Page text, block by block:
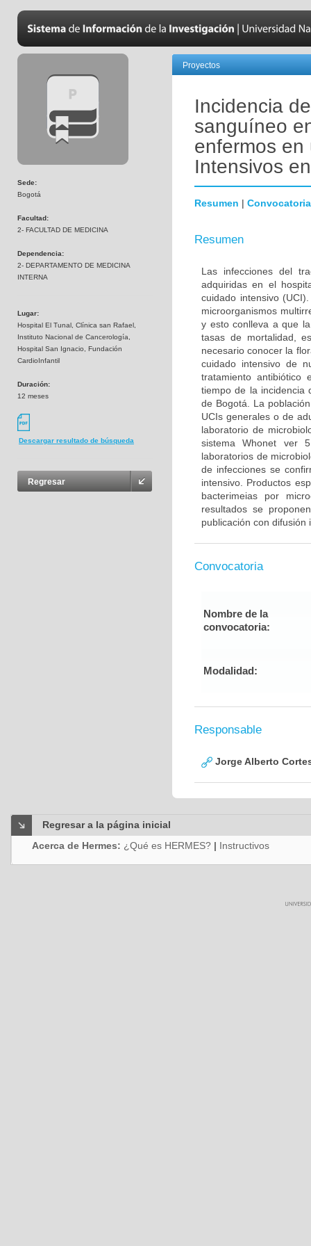
Sede:
Bogotá
Facultad:
2- FACULTAD DE MEDICINA
Dependencia:
2- DEPARTAMENTO DE MEDICINA
INTERNA
Lugar:
Hospital El Tunal, Clínica san Rafael,
Instituto Nacional de Cancerología,
Hospital San Ignacio, Fundación
CardioInfantil
Duración:
12 meses
Descargar resultado de búsqueda
Regresar
Proyectos
Incidencia
sanguíneo
enfermos
Intensivos
Resumen | Convocatoria
Resumen
Las infecciones del
adquiridas en el
cuidado intensivo
microorganismos
y esto conlleva a que
tasas de mortalidad,
necesario conocer la
cuidado intensivo de
tratamiento antibiótico
tiempo de la incidencia
de Bogotá. La
UCIs generales o de
laboratorio de
sistema Whonet ver
laboratorios de
de infecciones se
intensivo. Productos
bacterimeias por
resultados se
publicación con
Convocatoria
Nombre de la
convocatoria:
Modalidad:
Responsable
Jorge Alberto
Regresar a la página inicial
Acerca de Hermes: ¿Qué es HERMES? | Instructivos